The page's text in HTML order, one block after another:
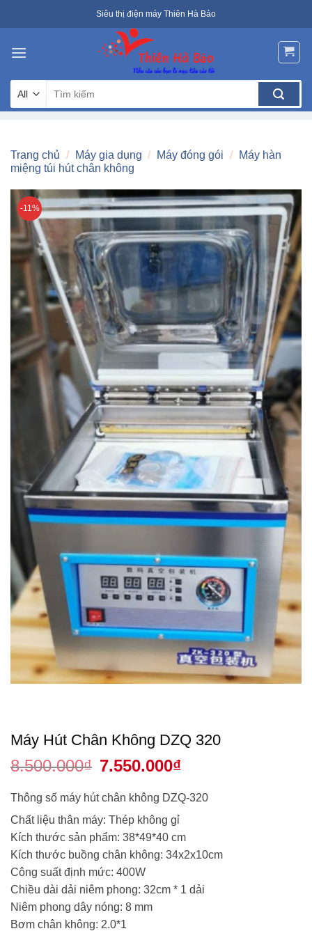
to
Siêu thị điện máy Thiên Hà Bảo
kiếm:
Trang chủ / Máy gia dụng / Máy đóng gói /
Máy hàn
miệng túi hút chân không
-11%
Máy Hút Chân Không DZQ 320
8.500.000₫
Giá
gốc
8.500.000₫.
7.550.000₫Giá
là:
7.550.000₫.
Thông số máy hút chân không DZQ-320
Chất liệu thân máy: Thép không gỉ
Kích thước sản phẩm: 38*49*40 cm
Kích thước buồng chân không: 34x2x10cm
Công suất định mức: 400W
Chiều dài dải niêm phong: 32cm * 1 dải
Niêm phong dây nóng: 8 mm
Bơm chân không: 2.0*1